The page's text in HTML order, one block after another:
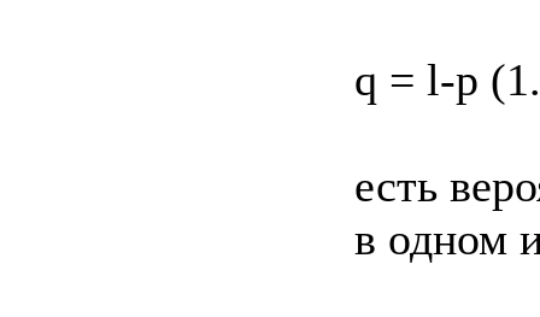
q = l-p
есть
в одном